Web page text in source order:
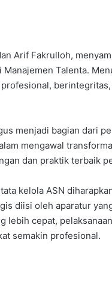
Arif Fakrulloh,
Talenta.
menjadi bagian dari
mengawal
dan praktik terbaik
kelola ASN
diisi oleh aparatur
lebih cepat,
semakin profesional.